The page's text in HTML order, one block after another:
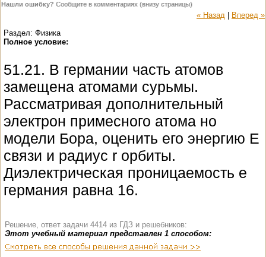
Нашли ошибку? Сообщите в комментариях (внизу страницы)
« Назад
Вперед »
Раздел: Физика
Полное условие:
51.21. В германии часть атомов
замещена атомами сурьмы.
Рассматривая дополнительный
электрон примесного атома но
модели Бора, оценить его энергию E
связи и радиус r орбиты.
Диэлектрическая проницаемость e
германия равна 16.
Решение, ответ задачи 4414 из ГДЗ и решебников:
Этот учебный материал представлен 1 способом: